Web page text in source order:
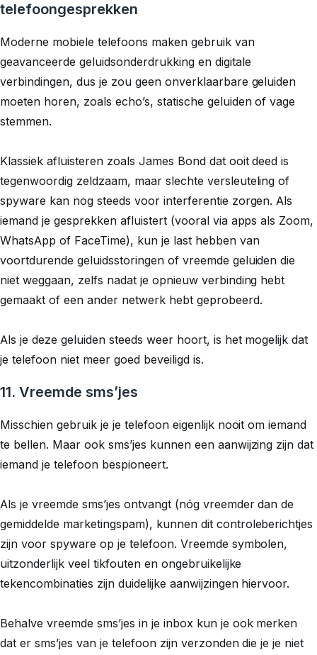
telefoongesprekken
Moderne mobiele telefoons maken gebruik van
geavanceerde geluidsonderdrukking en digitale
verbindingen, dus je zou geen onverklaarbare geluiden
moeten horen, zoals echo’s, statische geluiden of vage
stemmen.
Klassiek afluisteren zoals James Bond dat ooit deed is
tegenwoordig zeldzaam, maar slechte versleuteling of
spyware kan nog steeds voor interferentie zorgen. Als
iemand je gesprekken afluistert (vooral via apps als Zoom,
WhatsApp of FaceTime), kun je last hebben van
voortdurende geluidsstoringen of vreemde geluiden die
niet weggaan, zelfs nadat je opnieuw verbinding hebt
gemaakt of een ander netwerk hebt geprobeerd.
Als je deze geluiden steeds weer hoort, is het mogelijk dat
je telefoon niet meer goed beveiligd is.
11. Vreemde sms’jes
Misschien gebruik je je telefoon eigenlijk nooit om iemand
te bellen. Maar ook sms’jes kunnen een aanwijzing zijn dat
iemand je telefoon bespioneert.
Als je vreemde sms’jes ontvangt (nóg vreemder dan de
gemiddelde marketingspam), kunnen dit controleberichtjes
zijn voor spyware op je telefoon. Vreemde symbolen,
uitzonderlijk veel tikfouten en ongebruikelijke
tekencombinaties zijn duidelijke aanwijzingen hiervoor.
Behalve vreemde sms’jes in je inbox kun je ook merken
dat er sms’jes van je telefoon zijn verzonden die je je niet